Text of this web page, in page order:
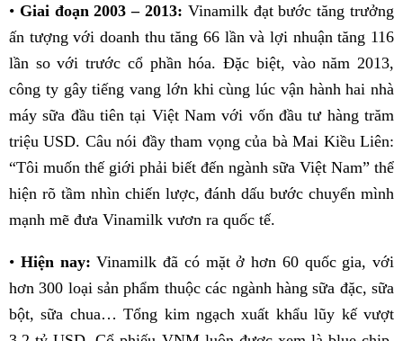
• Giai đoạn 2003 – 2013: Vinamilk đạt bước tăng trưởng
ấn tượng với doanh thu tăng 66 lần và lợi nhuận tăng 116
lần so với trước cổ phần hóa. Đặc biệt, vào năm 2013,
công ty gây tiếng vang lớn khi cùng lúc vận hành hai nhà
máy sữa đầu tiên tại Việt Nam với vốn đầu tư hàng trăm
triệu USD. Câu nói đầy tham vọng của bà Mai Kiều Liên:
“Tôi muốn thế giới phải biết đến ngành sữa Việt Nam” thể
hiện rõ tầm nhìn chiến lược, đánh dấu bước chuyển mình
mạnh mẽ đưa Vinamilk vươn ra quốc tế.
• Hiện nay: Vinamilk đã có mặt ở hơn 60 quốc gia, với
hơn 300 loại sản phẩm thuộc các ngành hàng sữa đặc, sữa
bột, sữa chua… Tổng kim ngạch xuất khẩu lũy kế vượt